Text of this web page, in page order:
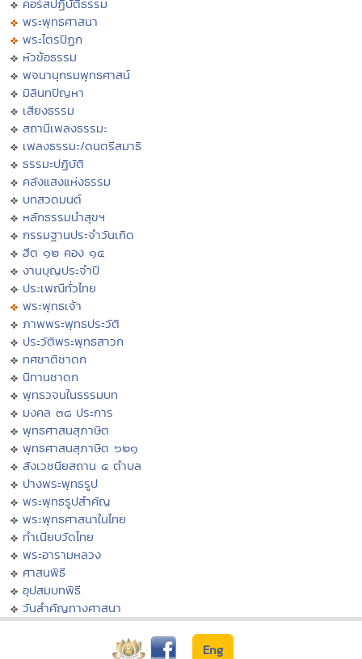
คอร์สปฏิบัติธรรม
พระพุทธศาสนา
พระไตรปิฏก
หัวข้อธรรม
พจนานุกรมพุทธศาสน์
มิลินทปัญหา
เสียงธรรม
สถานีเพลงธรรมะ
เพลงธรรมะ/ดนตรีสมาธิ
ธรรมะปฏิบัติ
คลังแสงแห่งธรรม
บทสวดมนต์
หลักธรรมนำสุขฯ
กรรมฐานประจำวันเกิด
ฮีต ๑๒ คอง ๑๔
งานบุญประจำปี
ประเพณีทั่วไทย
พระพุทธเจ้า
ภาพพระพุทธประวัติ
ประวัติพระพุทธสาวก
ทศชาติชาดก
นิทานชาดก
พุทธวจนในธรรมบท
มงคล ๓๘ ประการ
พุทธศาสนสุภาษิต
พุทธศาสนสุภาษิต ๖๒๑
สังเวชนียสถาน ๔ ตำบล
ปางพระพุทธรูป
พระพุทธรูปสำคัญ
พระพุทธศาสนาในไทย
ทำเนียบวัดไทย
พระอารามหลวง
ศาสนพิธี
อุปสมบทพิธี
วันสำคัญทางศาสนา
Eng